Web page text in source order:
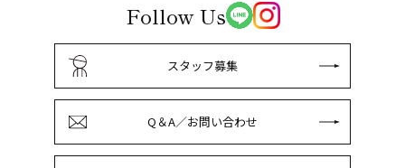
Follow Us
スタッフ募集
Q＆A／お問い合わせ